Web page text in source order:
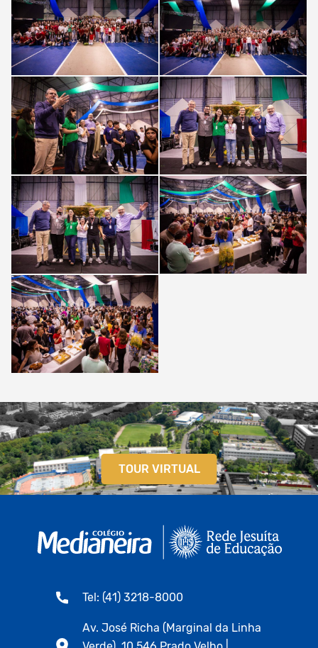
TOUR VIRTUAL
Tel: (41) 3218-8000
Av. José Richa (Marginal da Linha